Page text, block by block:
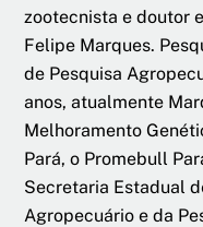
zootecnista e doutor
Felipe Marques.
de Pesquisa
anos, atualmente
Melhoramento
Pará, o Promebull
Secretaria Estadual
Agropecuário e da